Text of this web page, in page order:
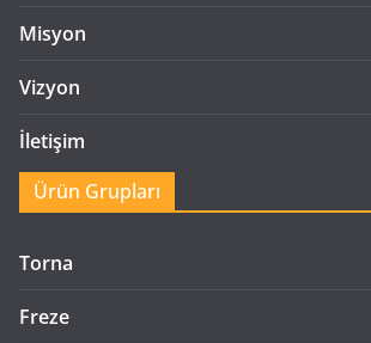
Misyon
Vizyon
İletişim
Ürün Grupları
Torna
Freze